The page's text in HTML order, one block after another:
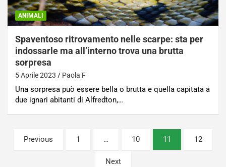
ANIMALI
Spaventoso ritrovamento nelle scarpe: sta per
indossarle ma all’interno trova una brutta
sorpresa
5 Aprile 2023 Paola F
Una sorpresa può essere bella o brutta e quella capitata a
due ignari abitanti di Alfredton,…
Paginazione
degli
Previous 1 … 10 11 12
Next